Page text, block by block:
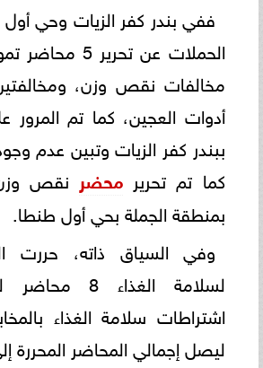
ففي بندر كفر الزيات وحي
مخالفات نقص وزن،
أدوات العجين، كما تم المرور
ببندر كفر الزيات وتبين عدم
كما تم تحرير محضر نقص وزن
بمنطقة الجملة بحي أول طنطا.
وفي السياق ذاته، حررت
لسلامة الغذاء
اشتراطات سلامة الغذاء
ليصل إجمالي المحاضر المحررة إلى 13